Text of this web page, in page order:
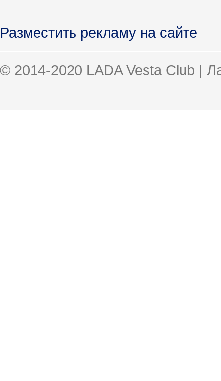
Разместить рекламу на сайте
© 2014-2020 LADA Vesta Club |